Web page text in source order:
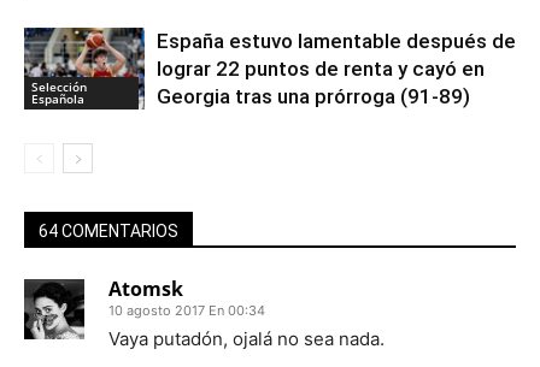
Selección
Española
España estuvo lamentable después de
lograr 22 puntos de renta y cayó en
Georgia tras una prórroga (91-89)
64 COMENTARIOS
Atomsk
10 agosto 2017 En 00:34
Vaya putadón, ojalá no sea nada.